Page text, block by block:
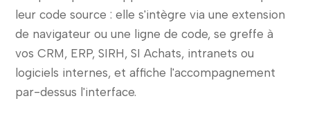
leur code source : elle s'intègre via une extension
de navigateur ou une ligne de code, se greffe à
vos CRM, ERP, SIRH, SI Achats, intranets ou
logiciels internes, et affiche l'accompagnement
par-dessus l'interface.